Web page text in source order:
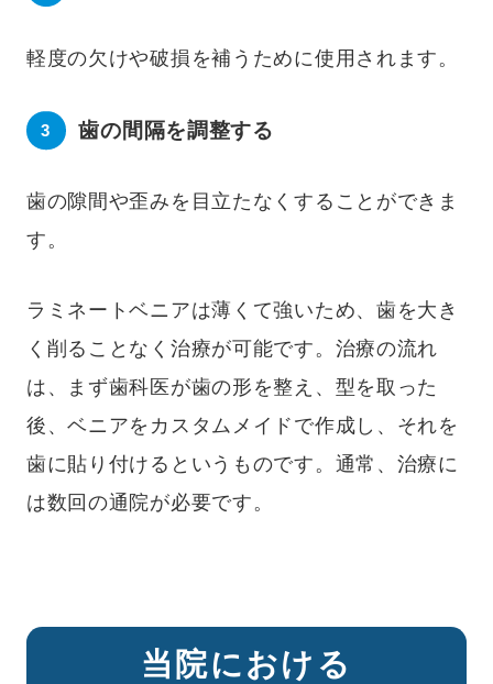
軽度の欠けや破損を補うために使用されます。
歯の間隔を調整する
歯の隙間や歪みを目立たなくすることができま
す。
ラミネートベニアは薄くて強いため、歯を大き
く削ることなく治療が可能です。治療の流れ
は、まず歯科医が歯の形を整え、型を取った
後、ベニアをカスタムメイドで作成し、それを
歯に貼り付けるというものです。通常、治療に
は数回の通院が必要です。
当院における